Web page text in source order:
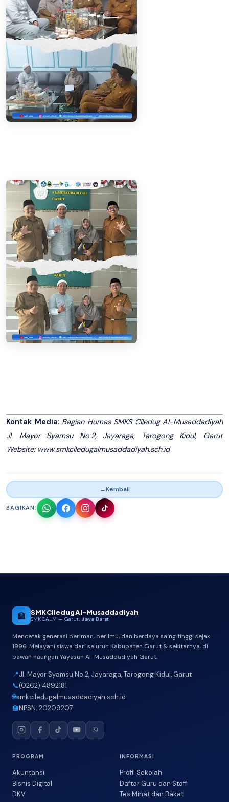
Kontak Media: Bagian Humas SMKS Ciledug Al-Musaddadiyah
Jl. Mayor Syamsu No.2, Jayaraga, Tarogong Kidul, Garut
Website: www.smkciledugalmusaddadiyah.sch.id
←Kembali
BAGIKAN:
🏫 SMK Ciledug Al-Musaddadiyah
SMK CALM — Garut, Jawa Barat
Mencetak generasi beriman, berilmu, dan berdaya saing tinggi sejak
1996. Melayani siswa dari seluruh Kabupaten Garut & sekitarnya, di
bawah naungan Yayasan Al-Musaddadiyah Garut.
📍Jl. Mayor Syamsu No.2, Jayaraga, Tarogong Kidul, Garut
📞(0262) 4892181
🌐smkciledugalmusaddadiyah.sch.id
🏫NPSN: 20209207
PROGRAM
Akuntansi
Bisnis Digital
DKV
INFORMASI
Profil Sekolah
Daftar Guru dan Staff
Tes Minat dan Bakat